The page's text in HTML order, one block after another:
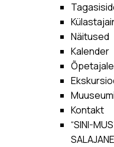
Näitused
Kalender
Õpetajale
Kontakt
“SINI-